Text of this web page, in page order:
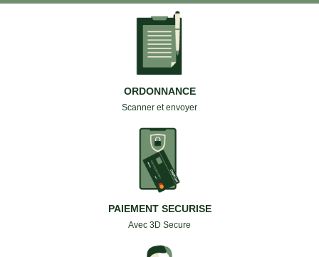
ORDONNANCE
Scanner et envoyer
PAIEMENT SECURISE
Avec 3D Secure